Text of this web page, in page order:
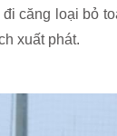
căng loại bỏ
xuất phát.